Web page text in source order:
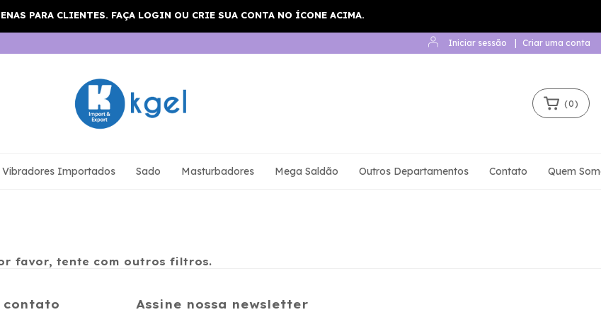
Iniciar sessão Criar uma conta
(0)
Vibradores Importados Sado Masturbadores Mega Saldão Outros Departamentos Contato Quem
favor, tente com outros filtros.
contato Assine nossa newsletter